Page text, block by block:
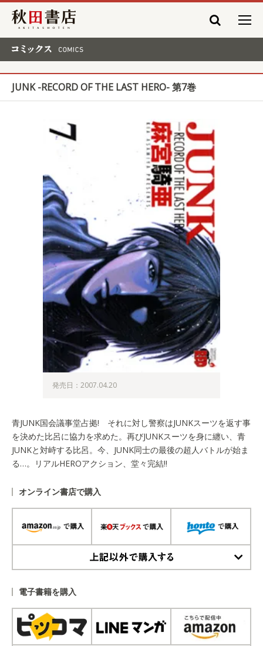
秋田書店
JUNK -RECORD OF THE LAST HERO- 第7巻
発売日：2007.04.20
青JUNK国会議事堂占拠! それに対し警察はJUNKスーツを返す事
を決めた比呂に協力を求めた。再びJUNKスーツを身に纏い、青
JUNKと対峙する比呂。今、JUNK同士の最後の超人バトルが始ま
る…。リアルHEROアクション、堂々完結!!
オンライン書店で購入
電子書籍を購入